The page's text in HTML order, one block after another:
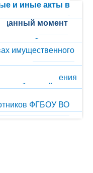
и иные акты в
момент
об
имущественного
с
для заполнения
требований к
ФГБОУ ВО